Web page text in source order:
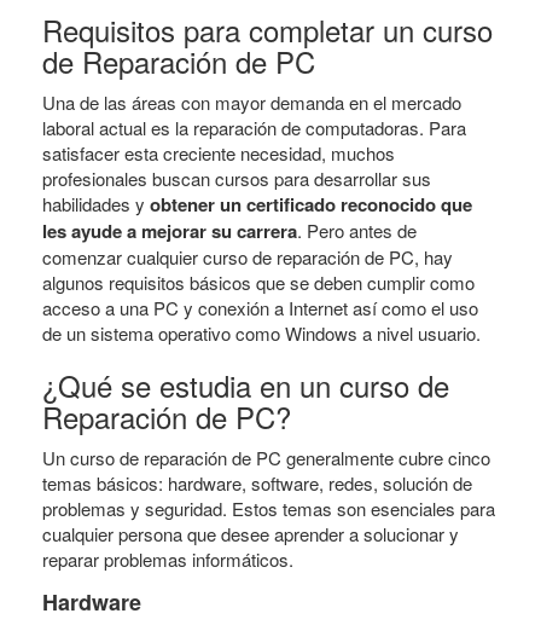
Requisitos para completar un curso
de Reparación de PC
Una de las áreas con mayor demanda en el mercado
laboral actual es la reparación de computadoras. Para
satisfacer esta creciente necesidad, muchos
profesionales buscan cursos para desarrollar sus
habilidades y obtener un certificado reconocido que
les ayude a mejorar su carrera. Pero antes de
comenzar cualquier curso de reparación de PC, hay
algunos requisitos básicos que se deben cumplir como
acceso a una PC y conexión a Internet así como el uso
de un sistema operativo como Windows a nivel usuario.
¿Qué se estudia en un curso de
Reparación de PC?
Un curso de reparación de PC generalmente cubre cinco
temas básicos: hardware, software, redes, solución de
problemas y seguridad. Estos temas son esenciales para
cualquier persona que desee aprender a solucionar y
reparar problemas informáticos.
Hardware